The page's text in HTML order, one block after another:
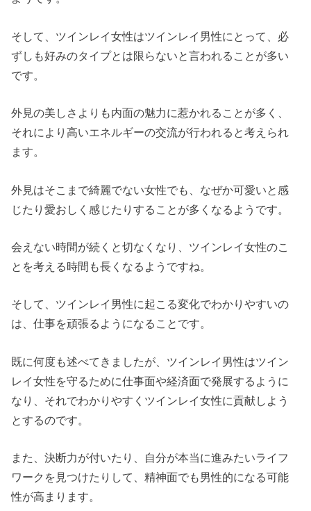
そして、ツインレイ女性はツインレイ男性にとって、必
ずしも好みのタイプとは限らないと言われることが多い
です。
外見の美しさよりも内面の魅力に惹かれることが多く、
それにより高いエネルギーの交流が行われると考えられ
ます。
外見はそこまで綺麗でない女性でも、なぜか可愛いと感
じたり愛おしく感じたりすることが多くなるようです。
会えない時間が続くと切なくなり、ツインレイ女性のこ
とを考える時間も長くなるようですね。
そして、ツインレイ男性に起こる変化でわかりやすいの
は、仕事を頑張るようになることです。
既に何度も述べてきましたが、ツインレイ男性はツイン
レイ女性を守るために仕事面や経済面で発展するように
なり、それでわかりやすくツインレイ女性に貢献しよう
とするのです。
また、決断力が付いたり、自分が本当に進みたいライフ
ワークを見つけたりして、精神面でも男性的になる可能
性が高まります。